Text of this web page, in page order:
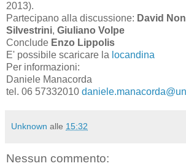
2013).
Partecipano alla discussione: David
Silvestrini, Giuliano Volpe
Conclude Enzo Lippolis
E' possibile scaricare la locandina
Per informazioni:
Daniele Manacorda
tel. 06 57332010
Unknown alle 15:32
Nessun commento: